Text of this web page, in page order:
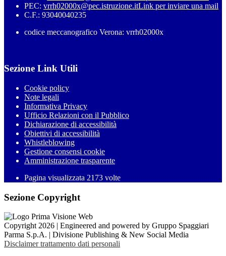
PEC: vrrh02000x@pec.istruzione.itLink per inviare una mail
C.F.: 93040040235
codice meccanografico Verona: vrrh02000x
Sezione Link Utili
Cookie policy
Note legali
Informativa Privacy
Ufficio Relazioni con il Pubblico
Dichiarazione di accessibilità
Obiettivi di accessibilità
Whistleblowing
Gestione consensi cookie
Amministrazione trasparente
Pagina visualizzata 2173 volte
Sezione Copyright
Copyright 2026 | Engineered and powered by Gruppo Spaggiari
Parma S.p.A. | Divisione Publishing & New Social Media
Disclaimer trattamento dati personali